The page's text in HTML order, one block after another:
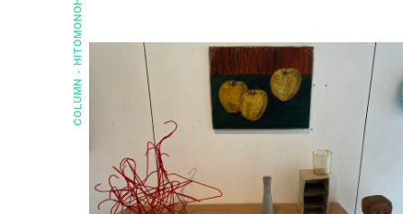
COLUMN -
HITOMONO